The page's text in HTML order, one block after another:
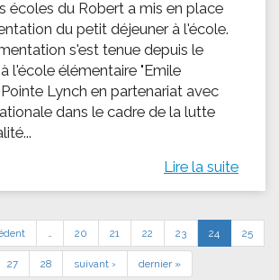
écoles du Robert a mis en place
du petit déjeuner à l'école.
s'est tenue depuis le
l'école élémentaire "Emile
Lynch en partenariat avec
dans le cadre de la lutte
Lire la suite
… 20 21 22 23 24 25
27 28 suivant › dernier »